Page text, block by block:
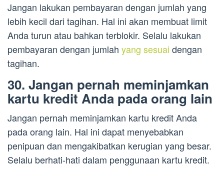
Jangan lakukan pembayaran dengan jumlah yang
lebih kecil dari tagihan. Hal ini akan membuat limit
Anda turun atau bahkan terblokir. Selalu lakukan
pembayaran dengan jumlah yang sesuai dengan
tagihan.
30. Jangan pernah meminjamkan
kartu kredit Anda pada orang lain
Jangan pernah meminjamkan kartu kredit Anda
pada orang lain. Hal ini dapat menyebabkan
penipuan dan mengakibatkan kerugian yang besar.
Selalu berhati-hati dalam penggunaan kartu kredit.